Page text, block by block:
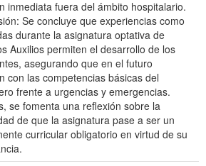
inmediata fuera del ámbito hospitalario.
Se concluye que experiencias como
durante la asignatura optativa de
Auxilios permiten el desarrollo de los
asegurando que en el futuro
con las competencias básicas del
frente a urgencias y emergencias.
se fomenta una reflexión sobre la
de que la asignatura pase a ser un
curricular obligatorio en virtud de su